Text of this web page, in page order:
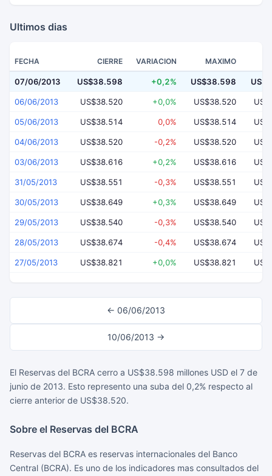
Ultimos dias
FECHA CIERRE VARIACION MAXIMO
07/06/2013 US$38.598 +0,2% US$38.598
06/06/2013 US$38.520 +0,0% US$38.520
05/06/2013 US$38.514 0,0% US$38.514
04/06/2013 US$38.520 -0,2% US$38.520
03/06/2013 US$38.616 +0,2% US$38.616
31/05/2013 US$38.551 -0,3% US$38.551
30/05/2013 US$38.649 +0,3% US$38.649
29/05/2013 US$38.540 -0,3% US$38.540
28/05/2013 US$38.674 -0,4% US$38.674
27/05/2013 US$38.821 +0,0% US$38.821
← 06/06/2013
10/06/2013 →
El Reservas del BCRA cerro a US$38.598 millones USD el 7 de
junio de 2013. Esto represento una suba del 0,2% respecto al
cierre anterior de US$38.520.
Sobre el Reservas del BCRA
Reservas del BCRA es reservas internacionales del Banco
Central (BCRA). Es uno de los indicadores mas consultados del